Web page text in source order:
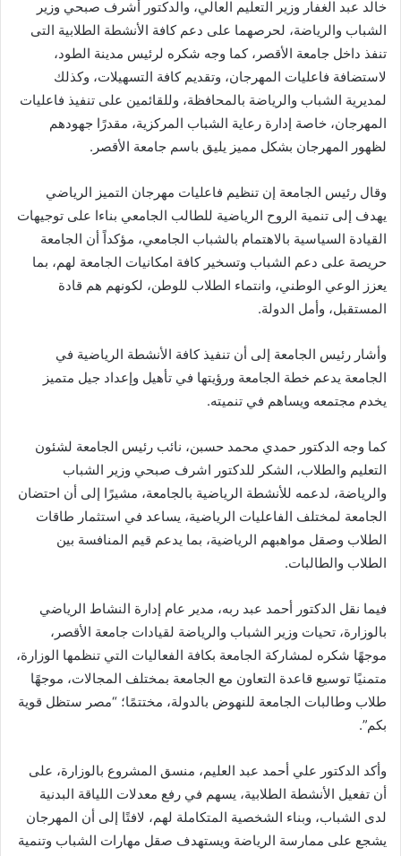
خالد عبد الغفار وزير التعليم العالي، والدكتور أشرف صبحي وزير
الشباب والرياضة، لحرصهما على دعم كافة الأنشطة الطلابية التى
تنفذ داخل جامعة الأقصر، كما وجه شكره لرئيس مدينة الطود،
لاستضافة فاعليات المهرجان، وتقديم كافة التسهيلات، وكذلك
لمديرية الشباب والرياضة بالمحافظة، وللقائمين على تنفيذ فاعليات
المهرجان، خاصة إدارة رعاية الشباب المركزية، مقدرًا جهودهم
لظهور المهرجان بشكل مميز يليق باسم جامعة الأقصر.
وقال رئيس الجامعة إن تنظيم فاعليات مهرجان التميز الرياضي
يهدف إلى تنمية الروح الرياضية للطالب الجامعي بناءا على توجيهات
القيادة السياسية بالاهتمام بالشباب الجامعي، مؤكداً أن الجامعة
حريصة على دعم الشباب وتسخير كافة امكانيات الجامعة لهم، بما
يعزز الوعي الوطني، وانتماء الطلاب للوطن، لكونهم هم قادة
المستقبل، وأمل الدولة.
وأشار رئيس الجامعة إلى أن تنفيذ كافة الأنشطة الرياضية في
الجامعة يدعم خطة الجامعة ورؤيتها في تأهيل وإعداد جيل متميز
يخدم مجتمعه ويساهم في تنميته.
كما وجه الدكتور حمدي محمد حسبن، نائب رئيس الجامعة لشئون
التعليم والطلاب، الشكر للدكتور اشرف صبحي وزير الشباب
والرياضة، لدعمه للأنشطة الرياضية بالجامعة، مشيرًا إلى أن احتضان
الجامعة لمختلف الفاعليات الرياضية، يساعد في استثمار طاقات
الطلاب وصقل مواهبهم الرياضية، بما يدعم قيم المنافسة بين
الطلاب والطالبات.
فيما نقل الدكتور أحمد عبد ربه، مدير عام إدارة النشاط الرياضي
بالوزارة، تحيات وزير الشباب والرياضة لقيادات جامعة الأقصر،
موجهًا شكره لمشاركة الجامعة بكافة الفعاليات التي تنظمها الوزارة،
متمنيًا توسيع قاعدة التعاون مع الجامعة بمختلف المجالات، موجهًا
طلاب وطالبات الجامعة للنهوض بالدولة، مختتمًا؛ “مصر ستظل قوية
بكم”.
وأكد الدكتور علي أحمد عبد العليم، منسق المشروع بالوزارة، على
أن تفعيل الأنشطة الطلابية، يسهم في رفع معدلات اللياقة البدنية
لدى الشباب، وبناء الشخصية المتكاملة لهم، لافتًا إلى أن المهرجان
يشجع على ممارسة الرياضة ويستهدف صقل مهارات الشباب وتنمية